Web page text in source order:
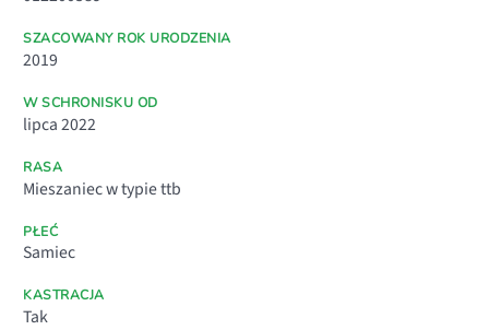
SZACOWANY ROK URODZENIA
2019
W SCHRONISKU OD
lipca 2022
RASA
Mieszaniec w typie ttb
PŁEĆ
Samiec
KASTRACJA
Tak